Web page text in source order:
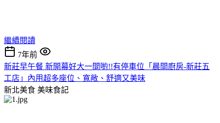
繼續閱讀
7年前
新莊早午餐 新開幕好大一間喲!!有停車位「晨間廚房-新莊五
工店」內用超多座位、寬敞、舒適又美味
新北美食 美味食記